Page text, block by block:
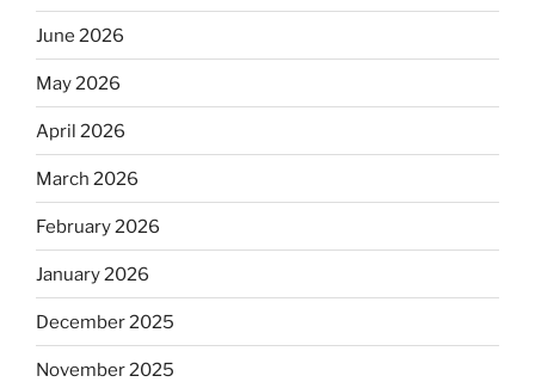
June 2026
May 2026
April 2026
March 2026
February 2026
January 2026
December 2025
November 2025